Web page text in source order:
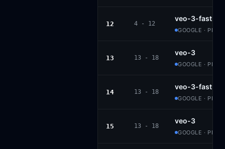
12 4 - 12
veo-3-fast-
GOOGLE ·
13 13 - 18
veo-3
GOOGLE ·
14 13 - 18
veo-3-fast
GOOGLE ·
15 13 - 18
veo-3
GOOGLE ·